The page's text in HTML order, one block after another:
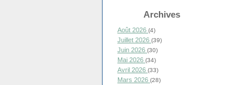
Archives
Août 2026 (4)
Juillet 2026 (39)
Juin 2026 (30)
Mai 2026 (34)
Avril 2026 (33)
Mars 2026 (28)